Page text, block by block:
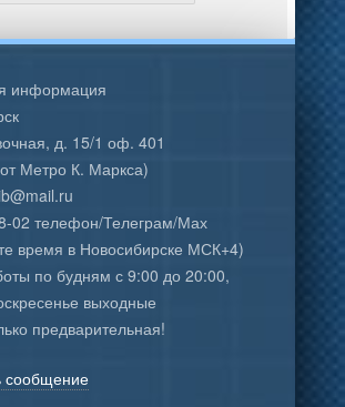
информация
д. 15/1 оф. 401
Метро К. Маркса)
02 телефон/Телеграм/Мах
время в Новосибирске МСК+4)
по будням с 9:00 до 20:00,
выходные
предварительная!
сообщение